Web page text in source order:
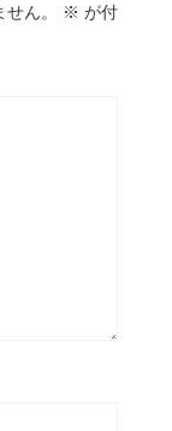
ん。 ※ が付